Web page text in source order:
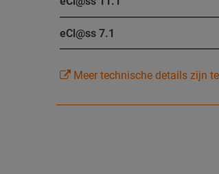
eCl@ss 7.1
Meer technische details zijn